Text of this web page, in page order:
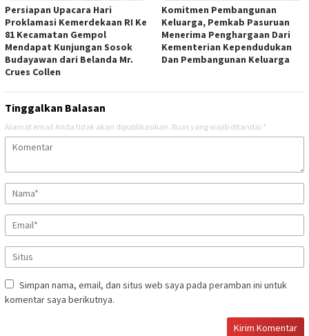
Persiapan Upacara Hari
Proklamasi Kemerdekaan RI Ke
81 Kecamatan Gempol
Mendapat Kunjungan Sosok
Budayawan dari Belanda Mr.
Crues Collen
Komitmen Pembangunan
Keluarga, Pemkab Pasuruan
Menerima Penghargaan Dari
Kementerian Kependudukan
Dan Pembangunan Keluarga
Tinggalkan Balasan
Alamat email Anda tidak akan dipublikasikan. Ruas yang wajib ditandai *
Simpan nama, email, dan situs web saya pada peramban ini untuk
komentar saya berikutnya.